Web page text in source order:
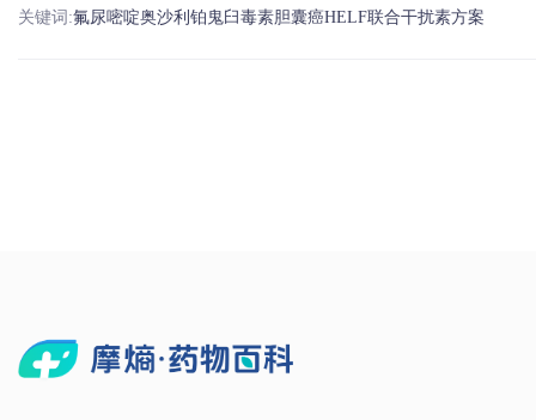
关键词:氟尿嘧啶奥沙利铂 鬼臼毒素胆囊癌HELF联合干扰素方案